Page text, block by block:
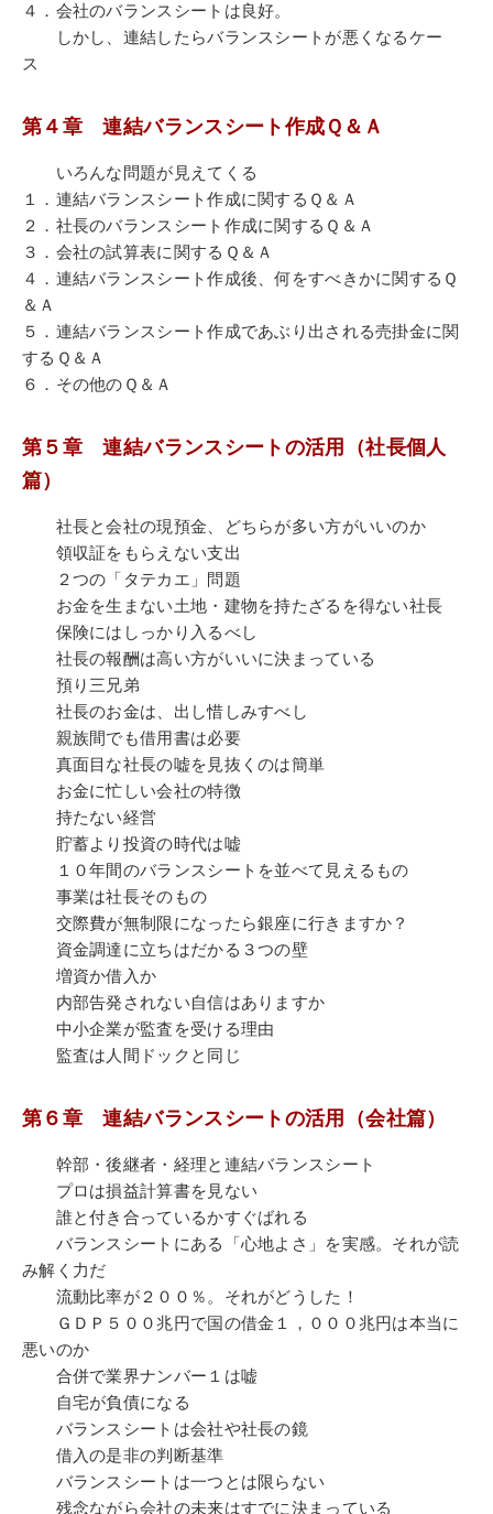
４．会社のバランスシートは良好。
しかし、連結したらバランスシートが悪くなるケー
ス
第４章 連結バランスシート作成Ｑ＆Ａ
いろんな問題が見えてくる
１．連結バランスシート作成に関するＱ＆Ａ
２．社長のバランスシート作成に関するＱ＆Ａ
３．会社の試算表に関するＱ＆Ａ
４．連結バランスシート作成後、何をすべきかに関するＱ
＆Ａ
５．連結バランスシート作成であぶり出される売掛金に関
するＱ＆Ａ
６．その他のＱ＆Ａ
第５章 連結バランスシートの活用（社長個人
篇）
社長と会社の現預金、どちらが多い方がいいのか
領収証をもらえない支出
２つの「タテカエ」問題
お金を生まない土地・建物を持たざるを得ない社長
保険にはしっかり入るべし
社長の報酬は高い方がいいに決まっている
預り三兄弟
社長のお金は、出し惜しみすべし
親族間でも借用書は必要
真面目な社長の嘘を見抜くのは簡単
お金に忙しい会社の特徴
持たない経営
貯蓄より投資の時代は嘘
１０年間のバランスシートを並べて見えるもの
事業は社長そのもの
交際費が無制限になったら銀座に行きますか？
資金調達に立ちはだかる３つの壁
増資か借入か
内部告発されない自信はありますか
中小企業が監査を受ける理由
監査は人間ドックと同じ
第６章 連結バランスシートの活用（会社篇）
幹部・後継者・経理と連結バランスシート
プロは損益計算書を見ない
誰と付き合っているかすぐばれる
バランスシートにある「心地よさ」を実感。それが読
み解く力だ
流動比率が２００％。それがどうした！
ＧＤＰ５００兆円で国の借金１，０００兆円は本当に
悪いのか
合併で業界ナンバー１は嘘
自宅が負債になる
バランスシートは会社や社長の鏡
借入の是非の判断基準
バランスシートは一つとは限らない
残念ながら会社の未来はすでに決まっている